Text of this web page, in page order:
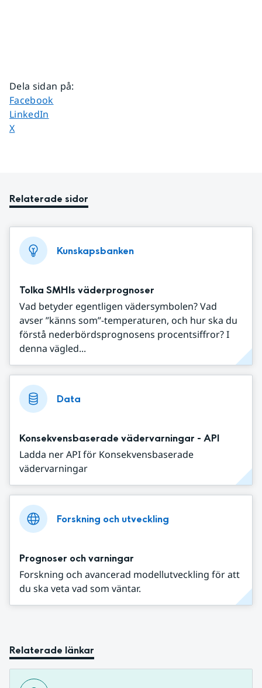
Dela sidan på:
Dela sidan på
Facebook
Dela sidan på
LinkedIn
Dela sidan på
X
Relaterade sidor
Kunskapsbanken
Tolka SMHIs väderprognoser
Vad betyder egentligen vädersymbolen? Vad
avser ”känns som”-temperaturen, och hur ska du
förstå nederbördsprognosens procentsiffror? I
denna vägled...
Data
Konsekvensbaserade vädervarningar - API
Ladda ner API för Konsekvensbaserade
vädervarningar
Forskning och utveckling
Prognoser och varningar
Forskning och avancerad modellutveckling för att
du ska veta vad som väntar.
Relaterade länkar